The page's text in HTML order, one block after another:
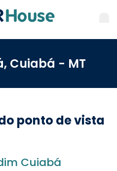
Cuiabá - MT
ponto de vista
Cuiabá